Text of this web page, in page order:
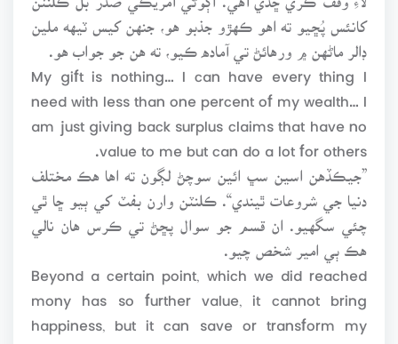
کانئس پُڇيو ته اهو ڪهڙو جذبو هو، جنهن کيس ٽيهه ملين
ڊالر ماڻهن ۾ ورهائڻ تي آماده ڪيو، ته هن جو جواب هو.
My gift is nothing… I can have every thing I
need with less than one percent of my wealth… I
am just giving back surplus claims that have no
value to me but can do a lot for others.
”جيڪڏهن اسين سڀ ائين سوچڻ لڳون ته اها هڪ مختلف
دنيا جي شروعات ٿيندي“. ڪلنٽن وارن بفٽ کي ٻيو ڇا ٿي
چئي سگهيو. ان قسم جو سوال پڇڻ تي ڪرس هان نالي
هڪ ٻي امير شخص چيو.
Beyond a certain point, which we did reached
mony has so further value, it cannot bring
happiness, but it can save or transform my